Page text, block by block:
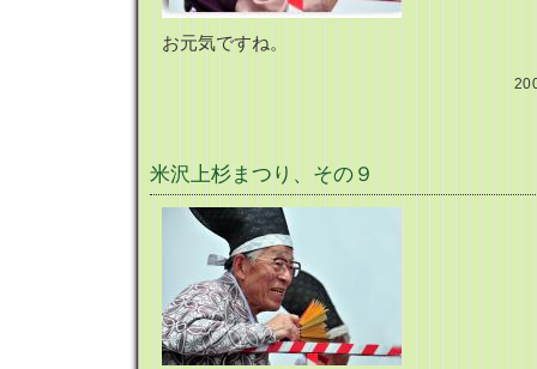
お元気ですね。
米沢上杉まつり、その９